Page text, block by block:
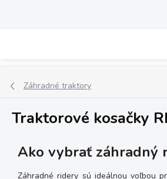
Záhradné traktory
Traktorové kosačky
Ako vybrať záhradný
Záhradné ridery sú ideálnou voľbou